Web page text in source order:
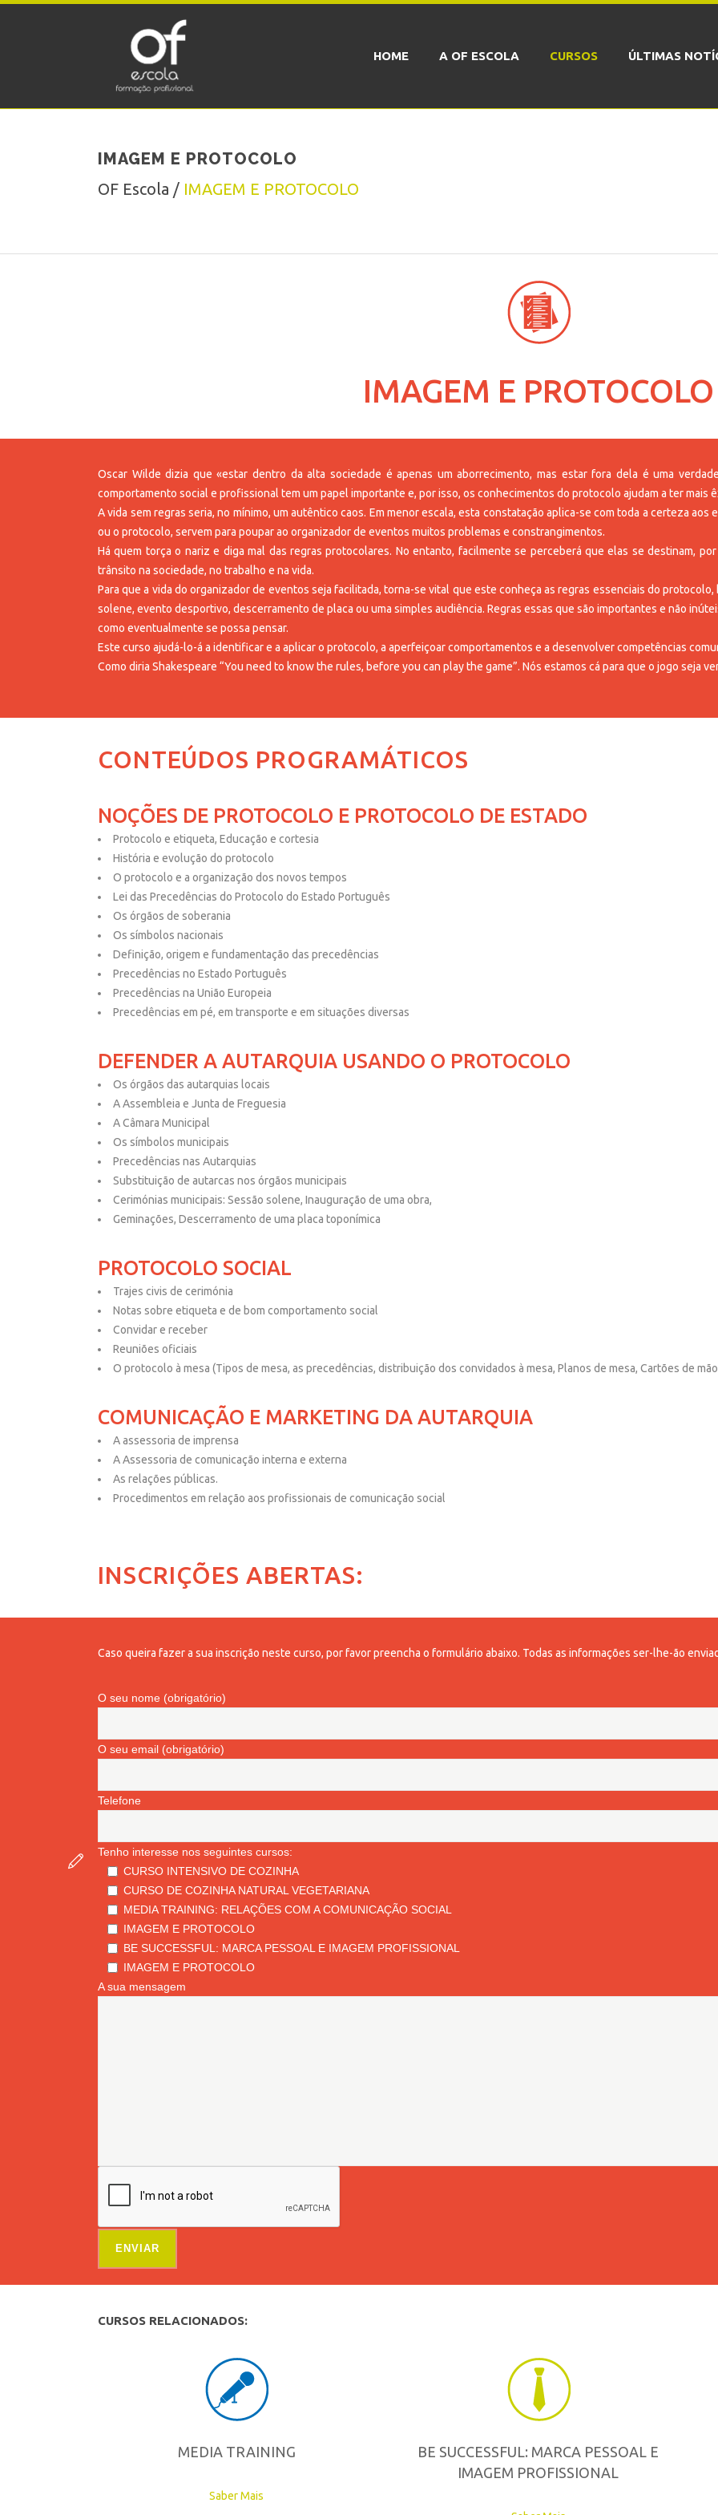
HOME A OF ESCOLA CURSOS ÚLTIMAS
IMAGEM E PROTOCOLO
OF Escola / IMAGEM E PROTOCOLO
IMAGEM E PROTOCOLO
Oscar Wilde dizia que «estar dentro da alta sociedade é apenas um aborrecimento, mas estar fora dela é uma
comportamento social e profissional tem um papel importante e, por isso, os conhecimentos do protocolo ajudam a ter mais
A vida sem regras seria, no mínimo, um autêntico caos. Em menor escala, esta constatação aplica-se com toda a certeza aos
ou o protocolo, servem para poupar ao organizador de eventos muitos problemas e constrangimentos.
Há quem torça o nariz e diga mal das regras protocolares. No entanto, facilmente se perceberá que elas se destinam,
trânsito na sociedade, no trabalho e na vida.
Para que a vida do organizador de eventos seja facilitada, torna-se vital que este conheça as regras essenciais do protocolo,
solene, evento desportivo, descerramento de placa ou uma simples audiência. Regras essas que são importantes e não
como eventualmente se possa pensar.
Este curso ajudá-lo-á a identificar e a aplicar o protocolo, a aperfeiçoar comportamentos e a desenvolver competências
Como diria Shakespeare “You need to know the rules, before you can play the game”. Nós estamos cá para que o jogo seja
CONTEÚDOS PROGRAMÁTICOS
NOÇÕES DE PROTOCOLO E PROTOCOLO DE ESTADO
Protocolo e etiqueta, Educação e cortesia
História e evolução do protocolo
O protocolo e a organização dos novos tempos
Lei das Precedências do Protocolo do Estado Português
Os órgãos de soberania
Os símbolos nacionais
Definição, origem e fundamentação das precedências
Precedências no Estado Português
Precedências na União Europeia
Precedências em pé, em transporte e em situações diversas
DEFENDER A AUTARQUIA USANDO O PROTOCOLO
Os órgãos das autarquias locais
A Assembleia e Junta de Freguesia
A Câmara Municipal
Os símbolos municipais
Precedências nas Autarquias
Substituição de autarcas nos órgãos municipais
Cerimónias municipais: Sessão solene, Inauguração de uma obra,
Geminações, Descerramento de uma placa toponímica
PROTOCOLO SOCIAL
Trajes civis de cerimónia
Notas sobre etiqueta e de bom comportamento social
Convidar e receber
Reuniões oficiais
O protocolo à mesa (Tipos de mesa, as precedências, distribuição dos convidados à mesa, Planos de mesa, Cartões de
COMUNICAÇÃO E MARKETING DA AUTARQUIA
A assessoria de imprensa
A Assessoria de comunicação interna e externa
As relações públicas.
Procedimentos em relação aos profissionais de comunicação social
INSCRIÇÕES ABERTAS:
Caso queira fazer a sua inscrição neste curso, por favor preencha o formulário abaixo. Todas as informações ser-lhe-ão
O seu nome (obrigatório)
O seu email (obrigatório)
Telefone
Tenho interesse nos seguintes cursos:
CURSO INTENSIVO DE COZINHA
CURSO DE COZINHA NATURAL VEGETARIANA
MEDIA TRAINING: RELAÇÕES COM A COMUNICAÇÃO SOCIAL
IMAGEM E PROTOCOLO
BE SUCCESSFUL: MARCA PESSOAL E IMAGEM PROFISSIONAL
IMAGEM E PROTOCOLO
A sua mensagem
CURSOS RELACIONADOS:
MEDIA TRAINING
Saber Mais
BE SUCCESSFUL: MARCA PESSOAL E
IMAGEM PROFISSIONAL